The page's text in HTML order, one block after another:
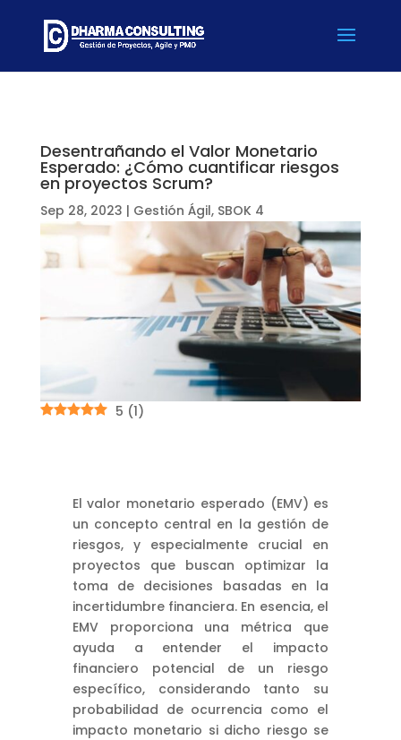
Desentrañando el Valor Monetario
Esperado: ¿Cómo cuantificar riesgos
en proyectos Scrum?
Sep 28, 2023 | Gestión Ágil, SBOK 4
5 (1)
El valor monetario esperado (EMV) es
un concepto central en la gestión de
riesgos, y especialmente crucial en
proyectos que buscan optimizar la
toma de decisiones basadas en la
incertidumbre financiera. En esencia, el
EMV proporciona una métrica que
ayuda a entender el impacto
financiero potencial de un riesgo
específico, considerando tanto su
probabilidad de ocurrencia como el
impacto monetario si dicho riesgo se